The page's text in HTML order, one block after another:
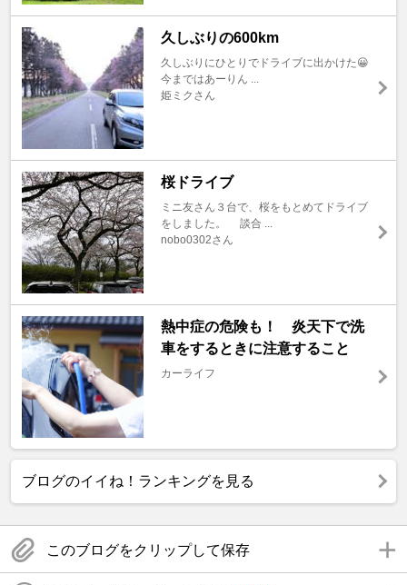
久しぶりの600km
久しぶりにひとりでドライブに出かけた😀
今まではあーりん ...
姫ミクさん
桜ドライブ
ミニ友さん３台で、桜をもとめてドライブ
をしました。 談合 ...
nobo0302さん
熱中症の危険も！ 炎天下で洗
車をするときに注意すること
カーライフ
ブログのイイね！ランキングを見る
このブログをクリップして保存